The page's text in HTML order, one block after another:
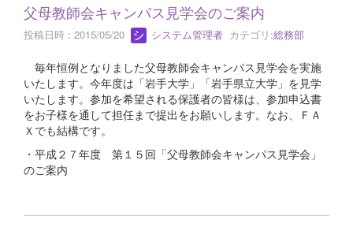
父母教師会キャンパス見学会のご案内
投稿日時 : 2015/05/20 システム管理者 カテゴリ:総務部
毎年恒例となりました父母教師会キャンパス見学会を実施
いたします。今年度は「岩手大学」「岩手県立大学」を見学
いたします。参加を希望される保護者の皆様は、参加申込書
をお子様を通して担任まで提出をお願いします。なお、ＦＡ
Ｘでも結構です。
・平成２７年度 第１５回「父母教師会キャンパス見学会」
のご案内